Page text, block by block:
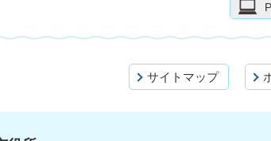
サイトマップ